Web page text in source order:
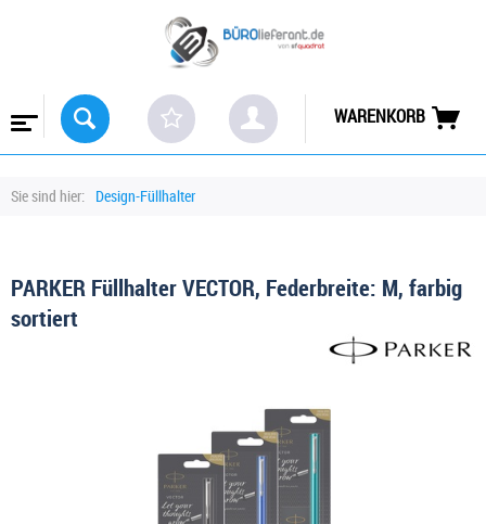
WARENKORB
Sie sind hier: Design-Füllhalter
PARKER Füllhalter VECTOR, Federbreite: M, farbig
sortiert